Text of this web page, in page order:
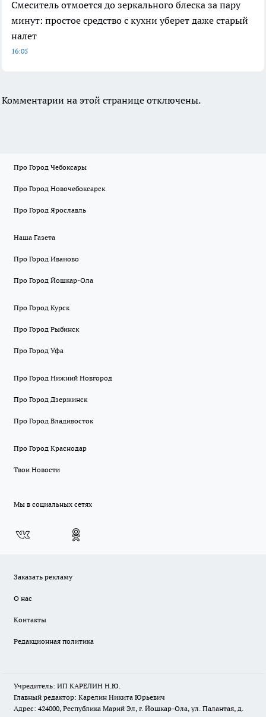
Смеситель отмоется до зеркального блеска за пару
минут: простое средство с кухни уберет даже старый
налет
16:05
Комментарии на этой странице отключены.
Про Город Чебоксары
Про Город Новочебоксарск
Про Город Ярославль
Наша Газета
Про Город Иваново
Про Город Йошкар-Ола
Про Город Курск
Про Город Рыбинск
Про Город Уфа
Про Город Нижний Новгород
Про Город Дзержинск
Про Город Владивосток
Про Город Краснодар
Твои Новости
Мы в социальных сетях
Заказать рекламу
О нас
Контакты
Редакционная политика
Учредитель: ИП КАРЕЛИН Н.Ю.
Главный редактор: Карелин Никита Юрьевич
Адрес: 424000, Республика Марий Эл, г. Йошкар-Ола, ул. Палантая, д.